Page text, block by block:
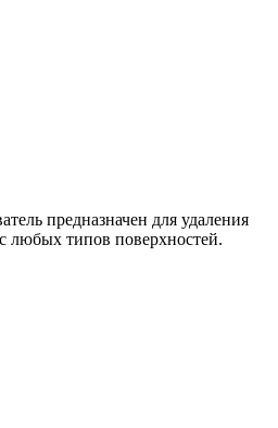
предназначен для удаления
любых типов поверхностей.